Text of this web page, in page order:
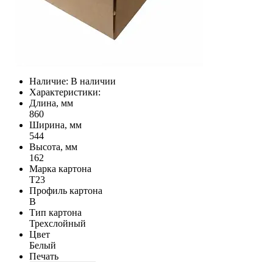
Наличие: В наличии
Характеристики:
Длина, мм
860
Ширина, мм
544
Высота, мм
162
Марка картона
Т23
Профиль картона
B
Тип картона
Трехслойный
Цвет
Белый
Печать